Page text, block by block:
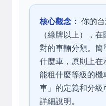
核心觀念： 你的
（綠牌以上），
對的車輛分類。簡
什麼車，原則上在
能租什麼等級的機
車」的定義和分級
詳細說明。